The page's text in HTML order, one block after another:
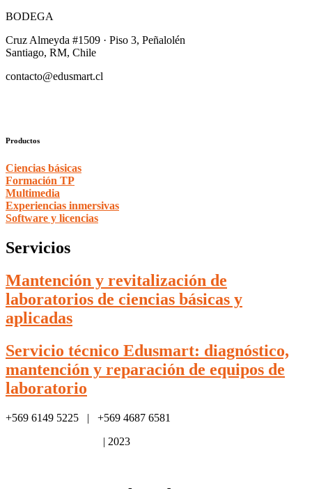
BODEGA
Cruz Almeyda #1509 · Piso 3, Peñalolén
Santiago, RM, Chile
contacto@edusmart.cl
Productos
Ciencias básicas
Formación TP
Multimedia
Experiencias inmersivas
Software y licencias
Servicios
Mantención y revitalización de
laboratorios de ciencias básicas y
aplicadas
Servicio técnico Edusmart: diagnóstico,
mantención y reparación de equipos de
laboratorio
+569 6149 5225 | +569 4687 6581
| 2023